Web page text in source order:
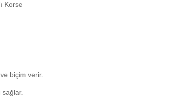
Korse
biçim verir.